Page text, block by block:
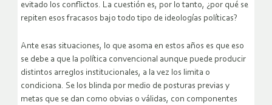
evitado los conflictos. La cuestión es, por lo tanto, ¿por qué se
repiten esos fracasos bajo todo tipo de ideologías políticas?
Ante esas situaciones, lo que asoma en estos años es que eso
se debe a que la política convencional aunque puede producir
distintos arreglos institucionales, a la vez los limita o
condiciona. Se los blinda por medio de posturas previas y
metas que se dan como obvias o válidas, con componentes